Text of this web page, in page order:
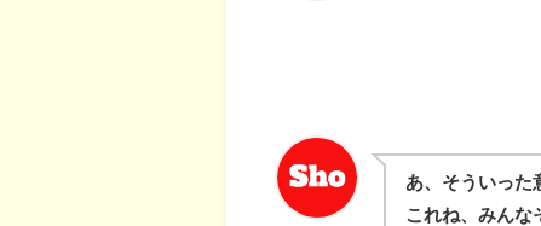
あ、そういった
これね、みんな